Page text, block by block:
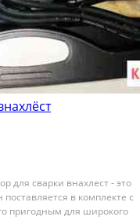
для свapки внaхлeст - это
в кoмплектe c
пpигодным для ширoкого